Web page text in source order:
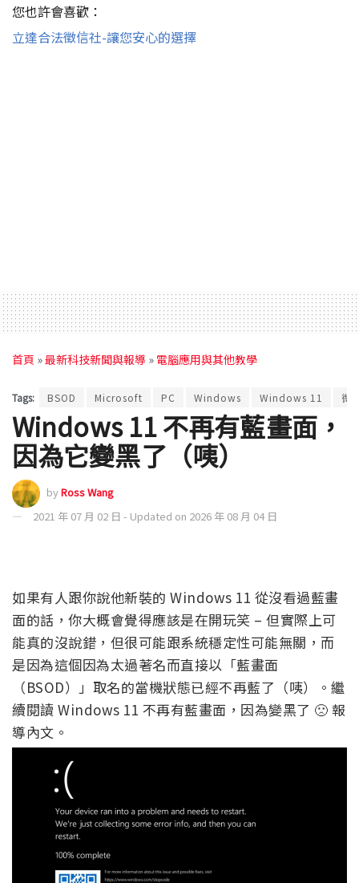
您也許會喜歡：
立達合法徵信社-讓您安心的選擇
首頁 »最新科技新聞與報導 » 電腦應用與其他教學
Tags: BSOD Microsoft PC Windows Windows 11 微
Windows 11 不再有藍畫面，
因為它變黑了（咦）
byRoss Wang
2021 年 07 月 02 日 - Updated on 2026 年 08 月 04 日
如果有人跟你說他新裝的 Windows 11 從沒看過藍畫
面的話，你大概會覺得應該是在開玩笑 – 但實際上可
能真的沒說錯，但很可能跟系統穩定性可能無關，而
是因為這個因為太過著名而直接以「藍畫面
（BSOD）」取名的當機狀態已經不再藍了（咦）。繼
續閱讀 Windows 11 不再有藍畫面，因為變黑了 🙁 報
導內文。